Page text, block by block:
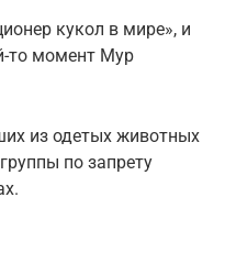
кукол в мире», и
то момент Мур
из одетых животных
по запрету